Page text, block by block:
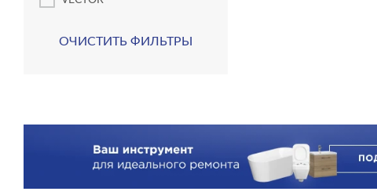
ОЧИСТИТЬ ФИЛЬТРЫ